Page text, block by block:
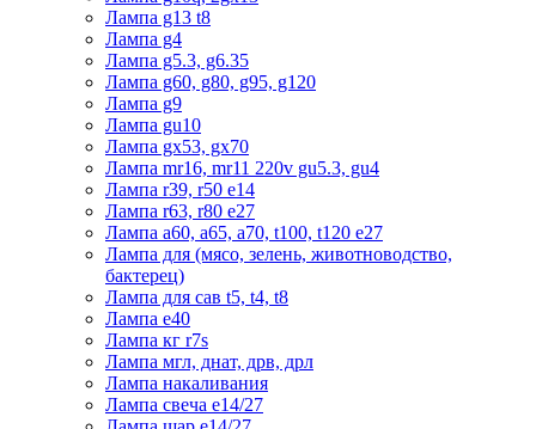
Лампа g13 t8
Лампа g4
Лампа g5.3, g6.35
Лампа g60, g80, g95, g120
Лампа g9
Лампа gu10
Лампа gx53, gx70
Лампа mr16, mr11 220v gu5.3, gu4
Лампа r39, r50 е14
Лампа r63, r80 е27
Лампа а60, а65, а70, t100, t120 е27
Лампа для (мясо, зелень, животноводство,
бактерец)
Лампа для сав t5, t4, t8
Лампа е40
Лампа кг r7s
Лампа мгл, днат, дрв, дрл
Лампа накаливания
Лампа свеча е14/27